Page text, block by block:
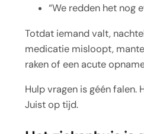
“We redden het nog
Totdat iemand valt,
medicatie misloopt,
raken of een acute
Hulp vragen is géén falen.
Juist op tijd.